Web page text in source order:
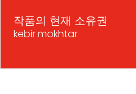
작품의 현재 소유권
kebir mokhtar